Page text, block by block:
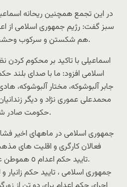
در این تجمع همچنین ریحانه
سبز گفت: رژیم جمهوری اسلامی از
هم شکستن و سرکوب وحشیانه مبارزان استفاده می کند.
اسماعیلی با تاکید بر محکوم کردن
اسلامی افزود: ما با صدای بلند
جابر آلبوشوکه، مختار آلبوشوکه،
محمدعلی عموری نژاد و دیگر
حکومت صادر شده است را محکوم می کنیم.
جمهوری اسلامی در ماههای اخیر
فعالان کارگری و اقلیت های
.تایید حکم
جمهوری اسلامی ، تایید حکم زانیار